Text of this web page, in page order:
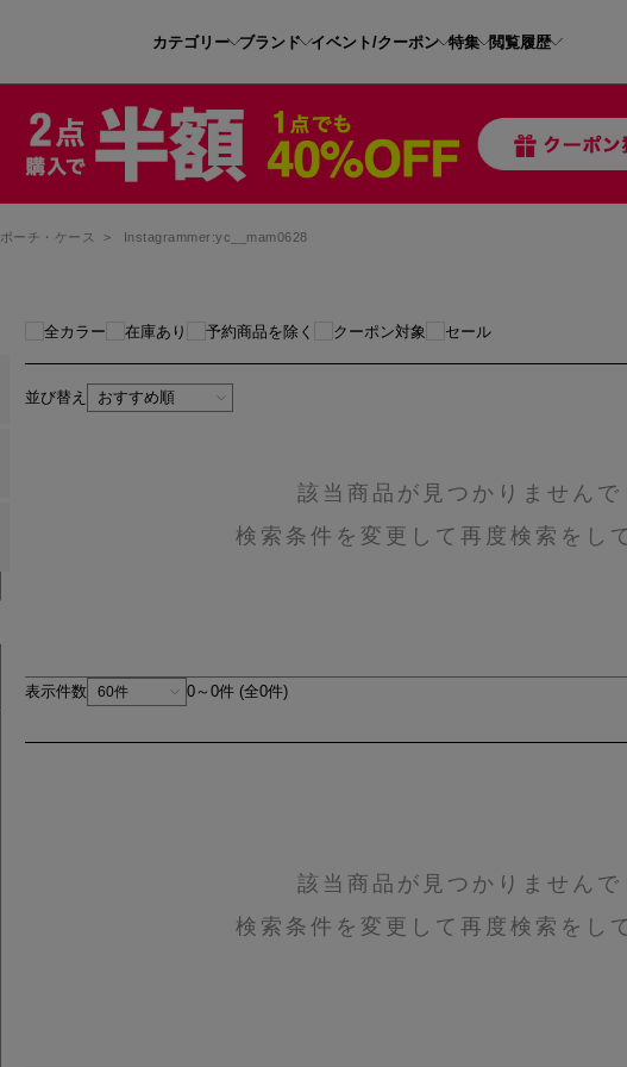
カテゴリー ブランド イベント/クーポン 特集 閲覧履歴
ポーチ・ケース > Instagrammer:yc__mam0628
全カラー 在庫あり 予約商品を除く クーポン対象 セール
並び替え
該当商品が見つかりませんで
検索条件を変更して再度検索をし
表示件数 0～0件 (全0件)
該当商品が見つかりませんで
検索条件を変更して再度検索をし